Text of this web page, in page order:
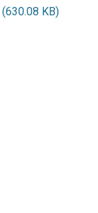
(630.08 KB)